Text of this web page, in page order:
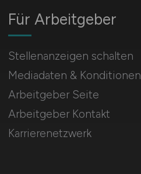
Für Arbeitgeber
Stellenanzeigen schalten
Mediadaten & Konditionen
Arbeitgeber Seite
Arbeitgeber Kontakt
Karrierenetzwerk